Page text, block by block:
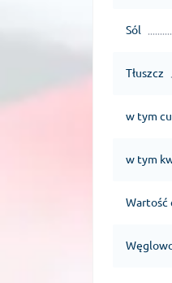
Sól
Tłuszcz
w tym
w tym
Wartość